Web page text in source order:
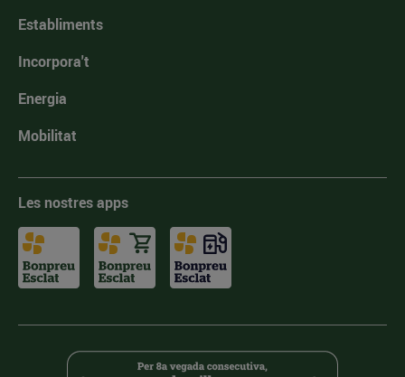
Establiments
Incorpora't
Energia
Mobilitat
Les nostres apps